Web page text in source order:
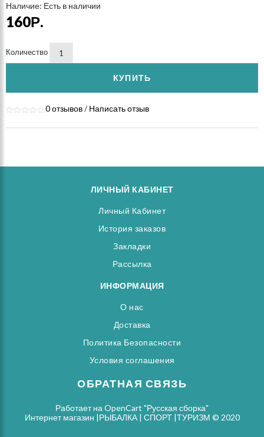
Наличие: Есть в наличии
160Р.
Количество
КУПИТЬ
0 отзывов/Написать отзыв
ЛИЧНЫЙ КАБИНЕТ
Личный Кабинет
История заказов
Закладки
Рассылка
ИНФОРМАЦИЯ
О нас
Доставка
Политика Безопасности
Условия соглашения
ОБРАТНАЯ СВЯЗЬ
Работает на OpenCart "Русская сборка"
Интернет магазин |РЫБАЛКА | СПОРТ |ТУРИЗМ © 2020